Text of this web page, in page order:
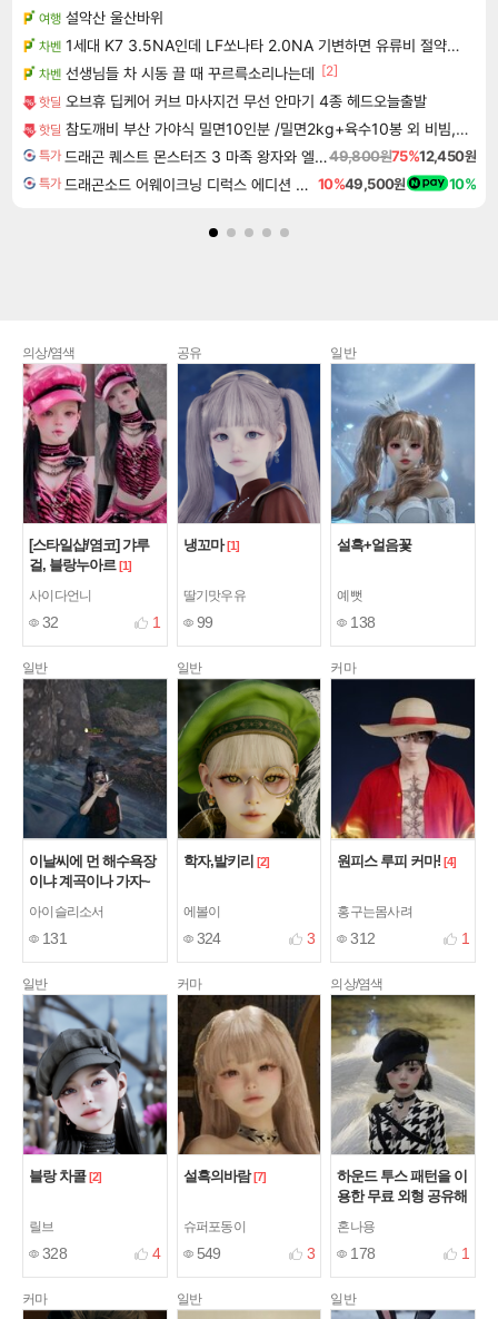
여행 설악산 울산바위
차벤 1세대 K7 3.5NA인데 LF쏘나타 2.0NA 기변하면 유류비 절약이 얼마나 될까요..?
차벤 선생님들 차 시동 끌 때 꾸르륵소리나는데 [2]
핫딜 오브휴 딥케어 커브 마사지건 무선 안마기 4종 헤드오늘출발
핫딜 참도깨비 부산 가야식 밀면10인분 /밀면2kg+육수10봉 외 비빔,반반밀면
특가 드래곤 퀘스트 몬스터즈 3 마족 왕자와 엘프의 여행 Dragon Quest Monsters The Dark Prince49,800원75%12,450원
특가 드래곤소드 어웨이크닝 디럭스 에디션 DragonSword Awakening Deluxe Edition 10%49,500원 10%
의상/염색
[스타일샵/염코] 갸루
걸, 블랑누아르 [1]
사이다언니
32 1
공유
냉꼬마 [1]
딸기맛우유
99
일반
설흑+얼음꽃
예뻣
138
일반
이날씨에 먼 해수욕장
이냐 계곡이나 가자~
아이슬리소서
131
일반
학자,발키리 [2]
에볼이
324 3
커마
원피스 루피 커마! [4]
홍구는몸사려
312 1
일반
블랑 차콜 [2]
릴브
328 4
커마
설흑의바람 [7]
슈퍼포동이
549 3
의상/염색
하운드 투스 패턴을 이
용한 무료 외형 공유해
혼나용
178 1
커마 일반 일반